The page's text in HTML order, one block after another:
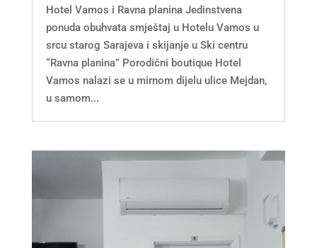
Hotel Vamos i Ravna planina Jedinstvena
ponuda obuhvata smještaj u Hotelu Vamos u
srcu starog Sarajeva i skijanje u Ski centru
“Ravna planina” Porodični boutique Hotel
Vamos nalazi se u mirnom dijelu ulice Mejdan,
u samom...